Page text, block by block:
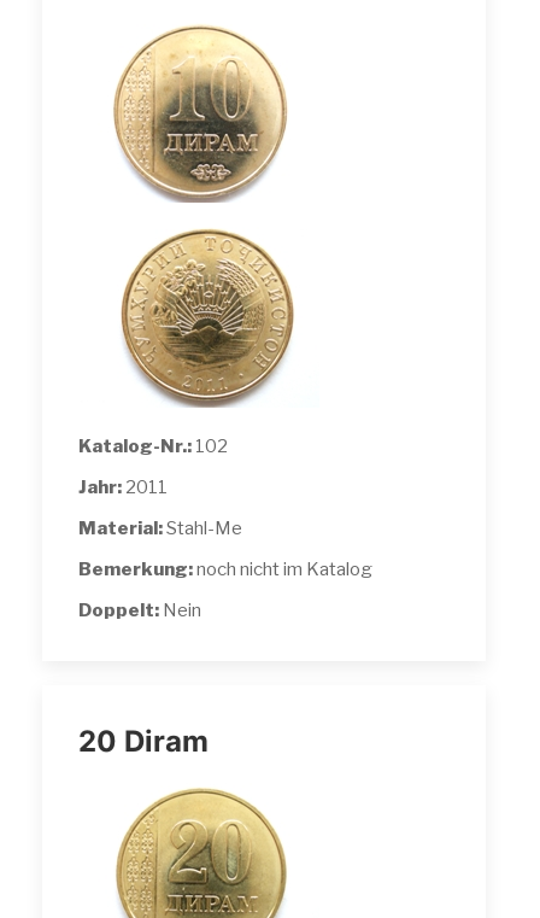
Katalog-Nr.: 102
Jahr: 2011
Material:Stahl-Me
Bemerkung:noch nicht im Katalog
Doppelt: Nein
20 Diram